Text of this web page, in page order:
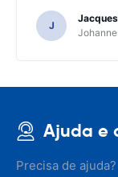
J
Ajuda e
Precisa de